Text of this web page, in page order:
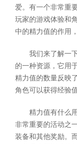
爱。有一个非常重
玩家的游戏体验和
中的精力值的作用
我们来了解一
的一种资源，它用
精力值的数量反映
角色可以获得经验
精力值有什么
非常重要的活动之
装备和其他奖励。